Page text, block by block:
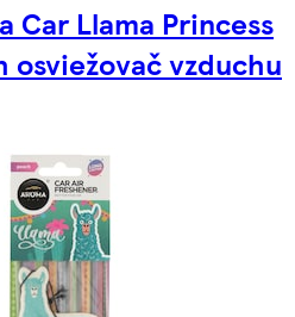
Car Llama Princess
osviežovač vzduchu